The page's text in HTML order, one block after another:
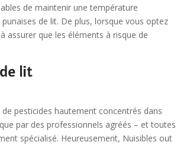
de maintenir une température
de lit. De plus, lorsque vous optez
que les éléments à risque de
lit
pesticides hautement concentrés dans
par des professionnels agréés – et toutes
spécialisé. Heureusement, Nuisibles out